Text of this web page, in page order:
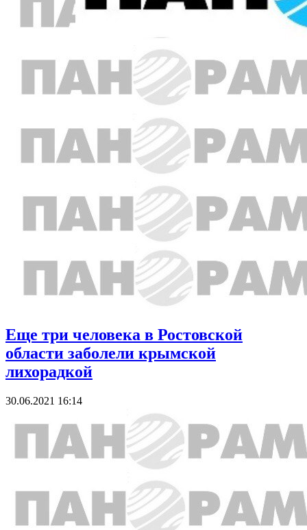
Еще три человека в Ростовской
области заболели крымской
лихорадкой
30.06.2021 16:14